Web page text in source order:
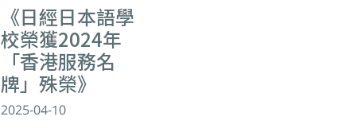
《日經日本語學
校榮獲2024年
「香港服務名
牌」殊榮》
2025-04-10